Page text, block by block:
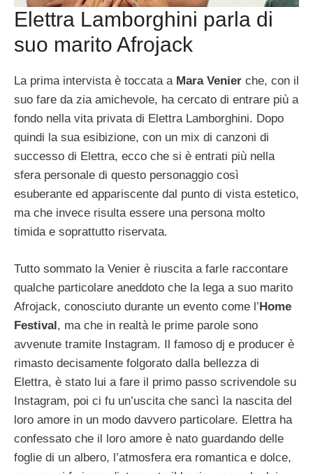
Elettra Lamborghini parla di
suo marito Afrojack
La prima intervista è toccata a Mara Venier che, con il
suo fare da zia amichevole, ha cercato di entrare più a
fondo nella vita privata di Elettra Lamborghini. Dopo
quindi la sua esibizione, con un mix di canzoni di
successo di Elettra, ecco che si è entrati più nella
sfera personale di questo personaggio così
esuberante ed appariscente dal punto di vista estetico,
ma che invece risulta essere una persona molto
timida e soprattutto riservata.
Tutto sommato la Venier è riuscita a farle raccontare
qualche particolare aneddoto che la lega a suo marito
Afrojack, conosciuto durante un evento come l’Home
Festival, ma che in realtà le prime parole sono
avvenute tramite Instagram. Il famoso dj e producer è
rimasto decisamente folgorato dalla bellezza di
Elettra, è stato lui a fare il primo passo scrivendole su
Instagram, poi ci fu un’uscita che sancì la nascita del
loro amore in un modo davvero particolare. Elettra ha
confessato che il loro amore è nato guardando delle
foglie di un albero, l’atmosfera era romantica e dolce,